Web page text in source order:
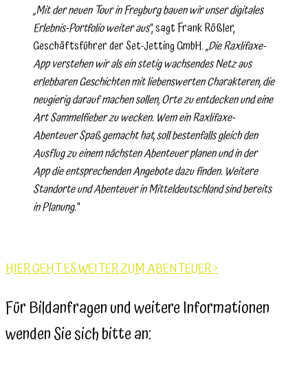
„Mit der neuen Tour in Freyburg bauen wir unser digitales
Erlebnis-Portfolio weiter aus“, sagt Frank Rößler,
Geschäftsführer der Set-Jetting GmbH.„Die Raxlifaxe-
App verstehen wir als ein stetig wachsendes Netz aus
erlebbaren Geschichten mit liebenswerten Charakteren, die
neugierig darauf machen sollen, Orte zu entdecken und eine
Art Sammelfieber zu wecken. Wem ein Raxlifaxe-
Abenteuer Spaß gemacht hat, soll bestenfalls gleich den
Ausflug zu einem nächsten Abenteuer planen und in der
App die entsprechenden Angebote dazu finden. Weitere
Standorte und Abenteuer in Mitteldeutschland sind bereits
in Planung.“
HIER GEHT ES WEITER ZUM ABENTEUER >
Für Bildanfragen und weitere Informationen
wenden Sie sich bitte an: